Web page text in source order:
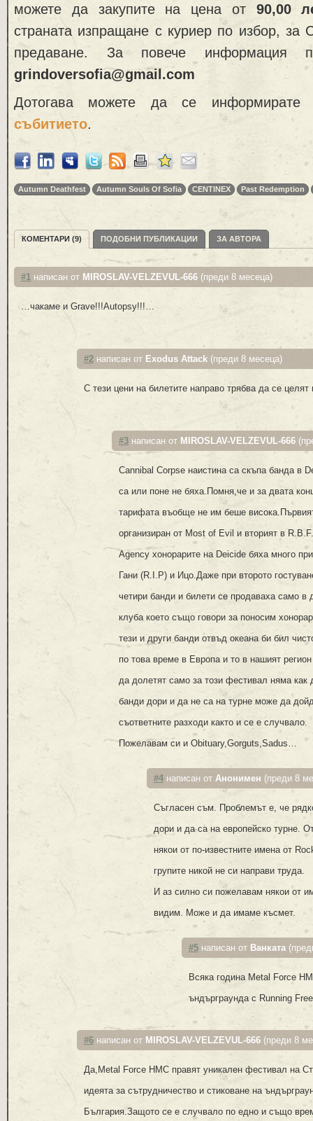
можете да закупите на цена от90,00
страната изпращане с куриер по избор,
предаване. За повече информация
grindoversofia@gmail.com
Дотогава можете да се
събитието.
Autumn Deathfest Autumn Souls Of Sofia CENTINEX Past Redemption
КОМЕНТАРИ (9) ПОДОБНИ ПУБЛИКАЦИИ ЗА АВТОРА
#1 написан от MIROSLAV-VELZEVUL-666 (преди 8 месеца)
…чакаме и Grave!!!Autopsy!!!…
#2 написан от Exodus Attack (преди 8 месеца)
С тези цени на билетите направо трябва да се
#3 написан от MIROSLAV-VELZEVUL-666
Cannibal Corpse наистина са скъпа банда в
са или поне не бяха.Помня,че и за двата
тарифата въобще не им беше
организиран от Most of Evil и вторият в
Agency хонорарите на Deicide бяха много
Гани (R.I.P) и Ицо.Даже при второто
четири банди и билети се продаваха само в
клуба което също говори за поносим
тези и други банди отвъд океана би бил
по това време в Европа и то в нашият
да долетят само за този фестивал няма как
банди дори и да не са на турне може да
съответните разходи както и се е случвало.
Пожелавам си и Obituary,Gorguts,Sadus…
#4 написан от Анонимен (преди 8
Съгласен съм. Проблемът е, че
дори и да са на европейско турне.
някои от по-известните имена от
групите никой не си направи труда.
И аз силно си пожелавам някои от
видим. Може и да имаме късмет.
#5 написан от Ванката
Всяка година Metal Force
ъндърграунда с Running
#6 написан от MIROSLAV-VELZEVUL-666 (преди 8
Да,Metal Force HMC правят уникален фестивал на
идеята за сътрудничество и стиковане на
България.Защото се е случвало по едно и също